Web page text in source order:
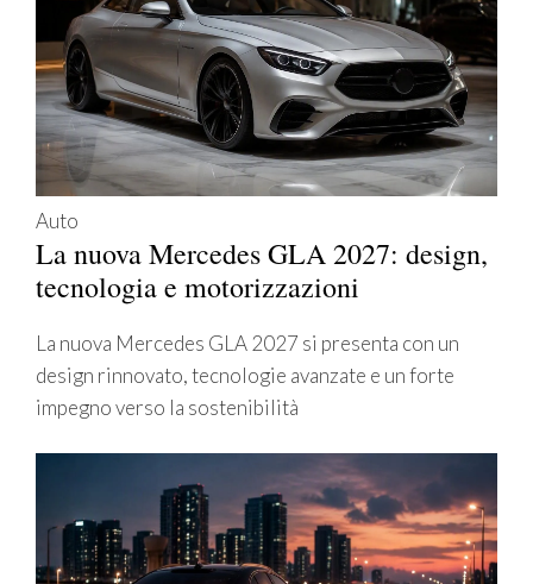
Auto
La nuova Mercedes GLA 2027: design,
tecnologia e motorizzazioni
La nuova Mercedes GLA 2027 si presenta con un
design rinnovato, tecnologie avanzate e un forte
impegno verso la sostenibilità